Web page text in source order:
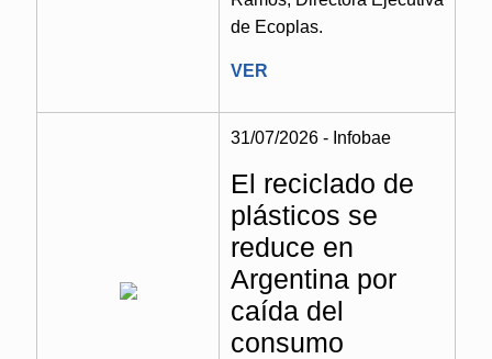
de Ecoplas.
VER
31/07/2026 - Infobae
El reciclado de
plásticos se
reduce en
Argentina por
caída del
consumo